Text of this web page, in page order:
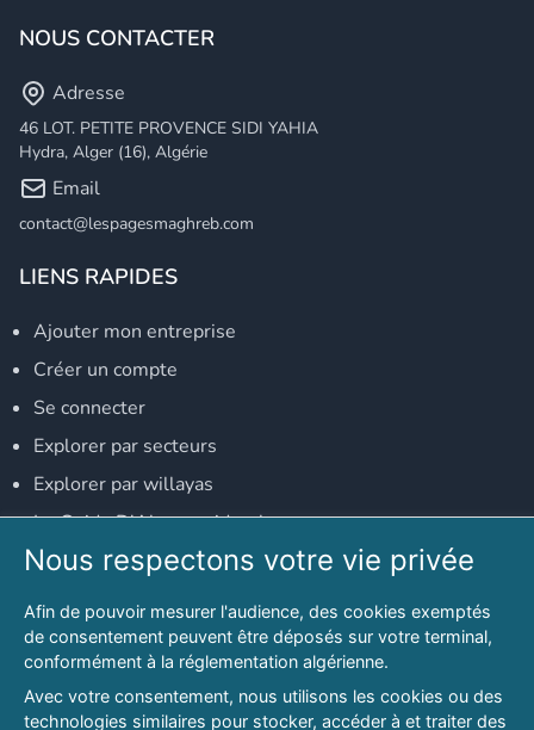
NOUS CONTACTER
Adresse
46 LOT. PETITE PROVENCE SIDI YAHIA
Hydra, Alger (16), Algérie
Email
contact@lespagesmaghreb.com
LIENS RAPIDES
Ajouter mon entreprise
Créer un compte
Se connecter
Explorer par secteurs
Explorer par willayas
Le Guide D'Alger, guide-alger.com
NOS RÉSEAUX SOCIAUX
Notre page Facebook
Notre page LinkedIn
Notre page Instagram
Nous respectons votre vie privée
Afin de pouvoir mesurer l'audience, des cookies exemptés
de consentement peuvent être déposés sur votre terminal,
conformément à la réglementation algérienne.
Avec votre consentement, nous utilisons les cookies ou des
technologies similaires pour stocker, accéder à et traiter des